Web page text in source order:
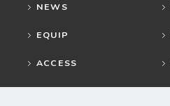
NEWS
EQUIP
ACCESS